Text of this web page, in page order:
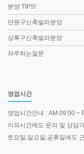
분양 TIPS!
단원구신축빌라분양
상록구신축빌라분양
자주하는질문
영업시간
영업시간안내 : AM 09:00 ~
이외시간에도 문의 및 상담
토요일,일요일,공휴일에도